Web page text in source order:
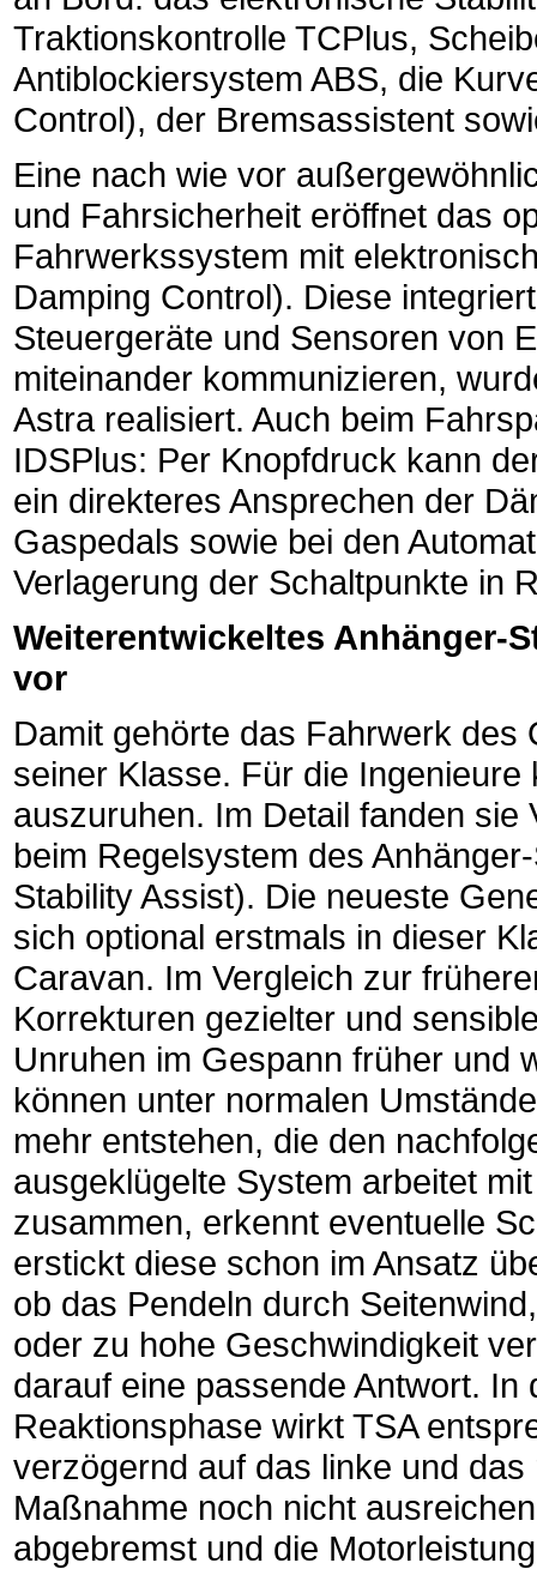
Traktionskontrolle TCPlus,
Antiblockiersystem ABS, die
Control), der Bremsassistent
Eine nach wie vor
und Fahrsicherheit eröffnet das
Fahrwerkssystem mit
Damping Control). Diese
Steuergeräte und Sensoren von
miteinander kommunizieren,
Astra realisiert. Auch beim
IDSPlus: Per Knopfdruck kann
ein direkteres Ansprechen der
Gaspedals sowie bei den
Verlagerung der Schaltpunkte in
Weiterentwickeltes Anhänger-
vor
Damit gehörte das Fahrwerk
seiner Klasse. Für die
auszuruhen. Im Detail fanden
beim Regelsystem des
Stability Assist). Die neueste
sich optional erstmals in dieser
Caravan. Im Vergleich zur
Korrekturen gezielter und
Unruhen im Gespann früher und
können unter normalen
mehr entstehen, die den
ausgeklügelte System arbeitet
zusammen, erkennt eventuelle
erstickt diese schon im Ansatz
ob das Pendeln durch
oder zu hohe Geschwindigkeit
darauf eine passende Antwort.
Reaktionsphase wirkt TSA
verzögernd auf das linke und
Maßnahme noch nicht
abgebremst und die